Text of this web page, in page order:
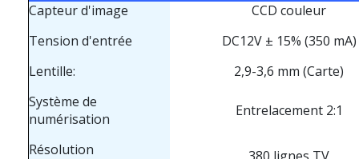
Capteur d'image
CCD couleur
Tension d'entrée
DC12V ± 15% (350 mA)
Lentille:
2,9-3,6 mm (Carte)
Système de
numérisation
Entrelacement 2:1
Résolution